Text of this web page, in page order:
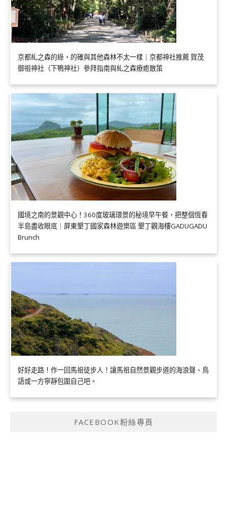
京都糺之森的綠，的確與其他森林不太一樣｜京都神社推薦 賀茂
御祖神社（下鴨神社）參拜指南與糺之森療癒散策
國境之南的景觀中心！360度玻璃環景的秘境早午餐，把整個恆春
半島盡收眼底｜屏東墾丁國家森林遊樂區 墾丁觀海樓GADUGADU
Brunch
好好走路！作一回馬祖徒步人！讓馬祖自然景觀步道的海浪聲、鳥
語或一方寧靜包圍自己吧。
FACEBOOK粉絲專頁